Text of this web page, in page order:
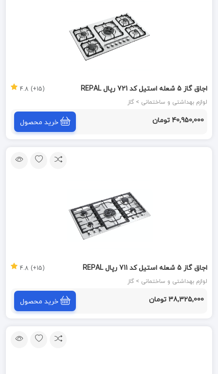
اجاق گاز 5 شعله استیل کد 721 رپال REPAL
لوازم بهداشتی و ساختمانی > گاز
(15+) 4.8
40,950,000 تومان خرید محصول
اجاق گاز 5 شعله استیل کد 711 رپال REPAL
لوازم بهداشتی و ساختمانی > گاز
(15+) 4.8
38,325,000 تومان خرید محصول